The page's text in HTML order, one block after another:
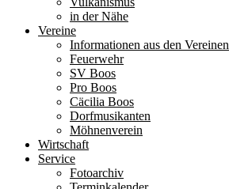
in der Nähe
Vereine
Informationen aus den Vereinen
Feuerwehr
SV Boos
Pro Boos
Cäcilia Boos
Dorfmusikanten
Möhnenverein
Wirtschaft
Service
Fotoarchiv